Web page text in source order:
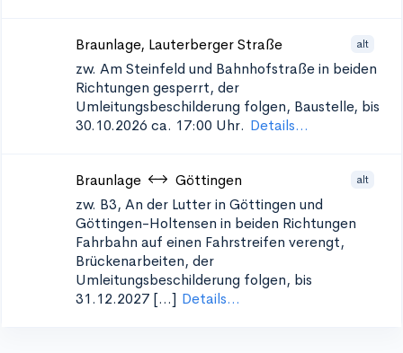
Braunlage, Lauterberger Straße alt
zw. Am Steinfeld und Bahnhofstraße in beiden
Richtungen gesperrt, der
Umleitungsbeschilderung folgen, Baustelle, bis
30.10.2026 ca. 17:00 Uhr. Details...
Braunlage Göttingen alt
zw. B3, An der Lutter in Göttingen und
Göttingen-Holtensen in beiden Richtungen
Fahrbahn auf einen Fahrstreifen verengt,
Brückenarbeiten, der
Umleitungsbeschilderung folgen, bis
31.12.2027 [...] Details...